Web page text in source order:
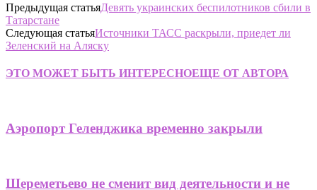
Предыдущая статьяДевять украинских беспилотников сбили в
Татарстане
Следующая статьяИсточники ТАСС раскрыли, приедет ли
Зеленский на Аляску
ЭТО МОЖЕТ БЫТЬ ИНТЕРЕСНОЕЩЕ ОТ АВТОРА
Аэропорт Геленджика временно закрыли
Шереметьево не сменит вид деятельности и не